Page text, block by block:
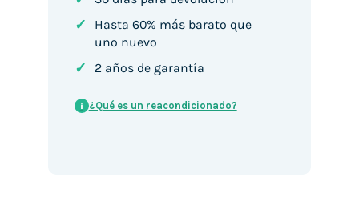
✓
Hasta 60% más barato que
uno nuevo
✓ 2 años de garantía
i ¿Qué es un reacondicionado?